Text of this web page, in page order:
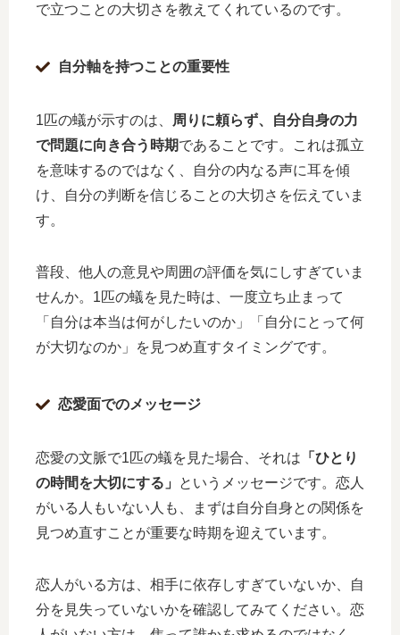
で立つことの大切さを教えてくれているのです。
自分軸を持つことの重要性
1匹の蟻が示すのは、
周りに頼らず、自分自身の力
で問題に向き合う時期であることです。これは孤立
を意味するのではなく、自分の内なる声に耳を傾
け、自分の判断を信じることの大切さを伝えていま
す。
普段、他人の意見や周囲の評価を気にしすぎていま
せんか。1匹の蟻を見た時は、一度立ち止まって
「自分は本当は何がしたいのか」「自分にとって何
が大切なのか」を見つめ直すタイミングです。
恋愛面でのメッセージ
恋愛の文脈で1匹の蟻を見た場合、それは 「ひとり
の時間を大切にする」
というメッセージです。恋人
がいる人もいない人も、まずは自分自身との関係を
見つめ直すことが重要な時期を迎えています。
恋人がいる方は、相手に依存しすぎていないか、自
分を見失っていないかを確認してみてください。恋